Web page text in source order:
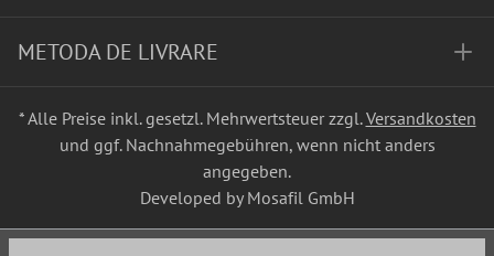
METODA DE LIVRARE
* Alle Preise inkl. gesetzl. Mehrwertsteuer zzgl.Versandkosten
und ggf. Nachnahmegebühren, wenn nicht anders
angegeben.
Developed by Mosafil GmbH